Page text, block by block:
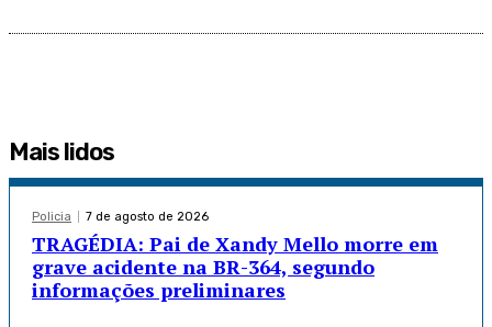
Mais lidos
Policia 7 de agosto de 2026
TRAGÉDIA: Pai de Xandy Mello morre em
grave acidente na BR-364, segundo
informações preliminares